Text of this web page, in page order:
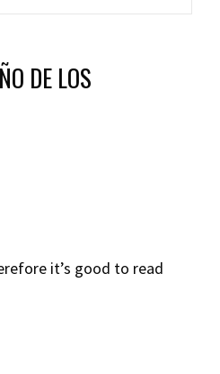
DE LOS
it’s good to read